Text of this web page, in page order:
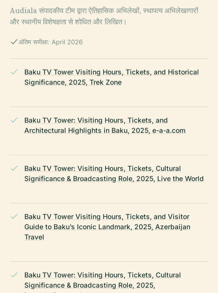
Audiala संपादकीय टीम द्वारा ऐतिहासिक अभिलेखों, स्थापत्य अभिलेखागारों
और स्थानीय विशेषज्ञता से शोधित और लिखित।
अंतिम समीक्षा: April 2026
Baku TV Tower Visiting Hours, Tickets, and Historical
Significance, 2025, Trek Zone
Baku TV Tower: Visiting Hours, Tickets, and
Architectural Highlights in Baku, 2025, e-a-a.com
Baku TV Tower: Visiting Hours, Tickets, Cultural
Significance & Broadcasting Role, 2025, Live the World
Baku TV Tower Visiting Hours, Tickets, and Visitor
Guide to Baku’s Iconic Landmark, 2025, Azerbaijan
Travel
Baku TV Tower: Visiting Hours, Tickets, Cultural
Significance & Broadcasting Role, 2025,